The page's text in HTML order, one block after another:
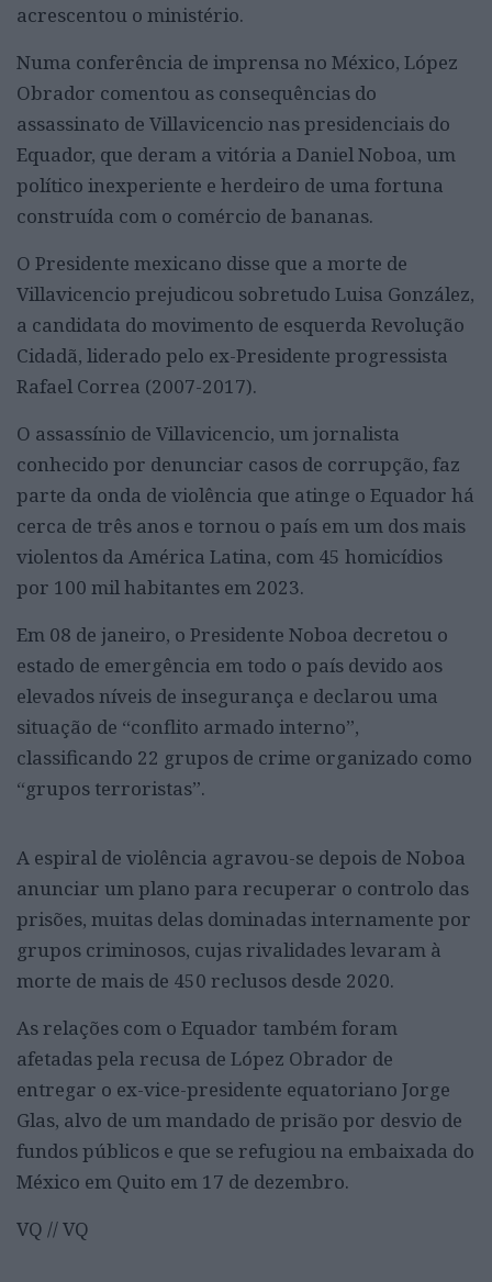
acrescentou o ministério.
Numa conferência de imprensa no México, López
Obrador comentou as consequências do
assassinato de Villavicencio nas presidenciais do
Equador, que deram a vitória a Daniel Noboa, um
político inexperiente e herdeiro de uma fortuna
construída com o comércio de bananas.
O Presidente mexicano disse que a morte de
Villavicencio prejudicou sobretudo Luisa González,
a candidata do movimento de esquerda Revolução
Cidadã, liderado pelo ex-Presidente progressista
Rafael Correa (2007-2017).
O assassínio de Villavicencio, um jornalista
conhecido por denunciar casos de corrupção, faz
parte da onda de violência que atinge o Equador há
cerca de três anos e tornou o país em um dos mais
violentos da América Latina, com 45 homicídios
por 100 mil habitantes em 2023.
Em 08 de janeiro, o Presidente Noboa decretou o
estado de emergência em todo o país devido aos
elevados níveis de insegurança e declarou uma
situação de “conflito armado interno”,
classificando 22 grupos de crime organizado como
“grupos terroristas”.
A espiral de violência agravou-se depois de Noboa
anunciar um plano para recuperar o controlo das
prisões, muitas delas dominadas internamente por
grupos criminosos, cujas rivalidades levaram à
morte de mais de 450 reclusos desde 2020.
As relações com o Equador também foram
afetadas pela recusa de López Obrador de
entregar o ex-vice-presidente equatoriano Jorge
Glas, alvo de um mandado de prisão por desvio de
fundos públicos e que se refugiou na embaixada do
México em Quito em 17 de dezembro.
VQ // VQ